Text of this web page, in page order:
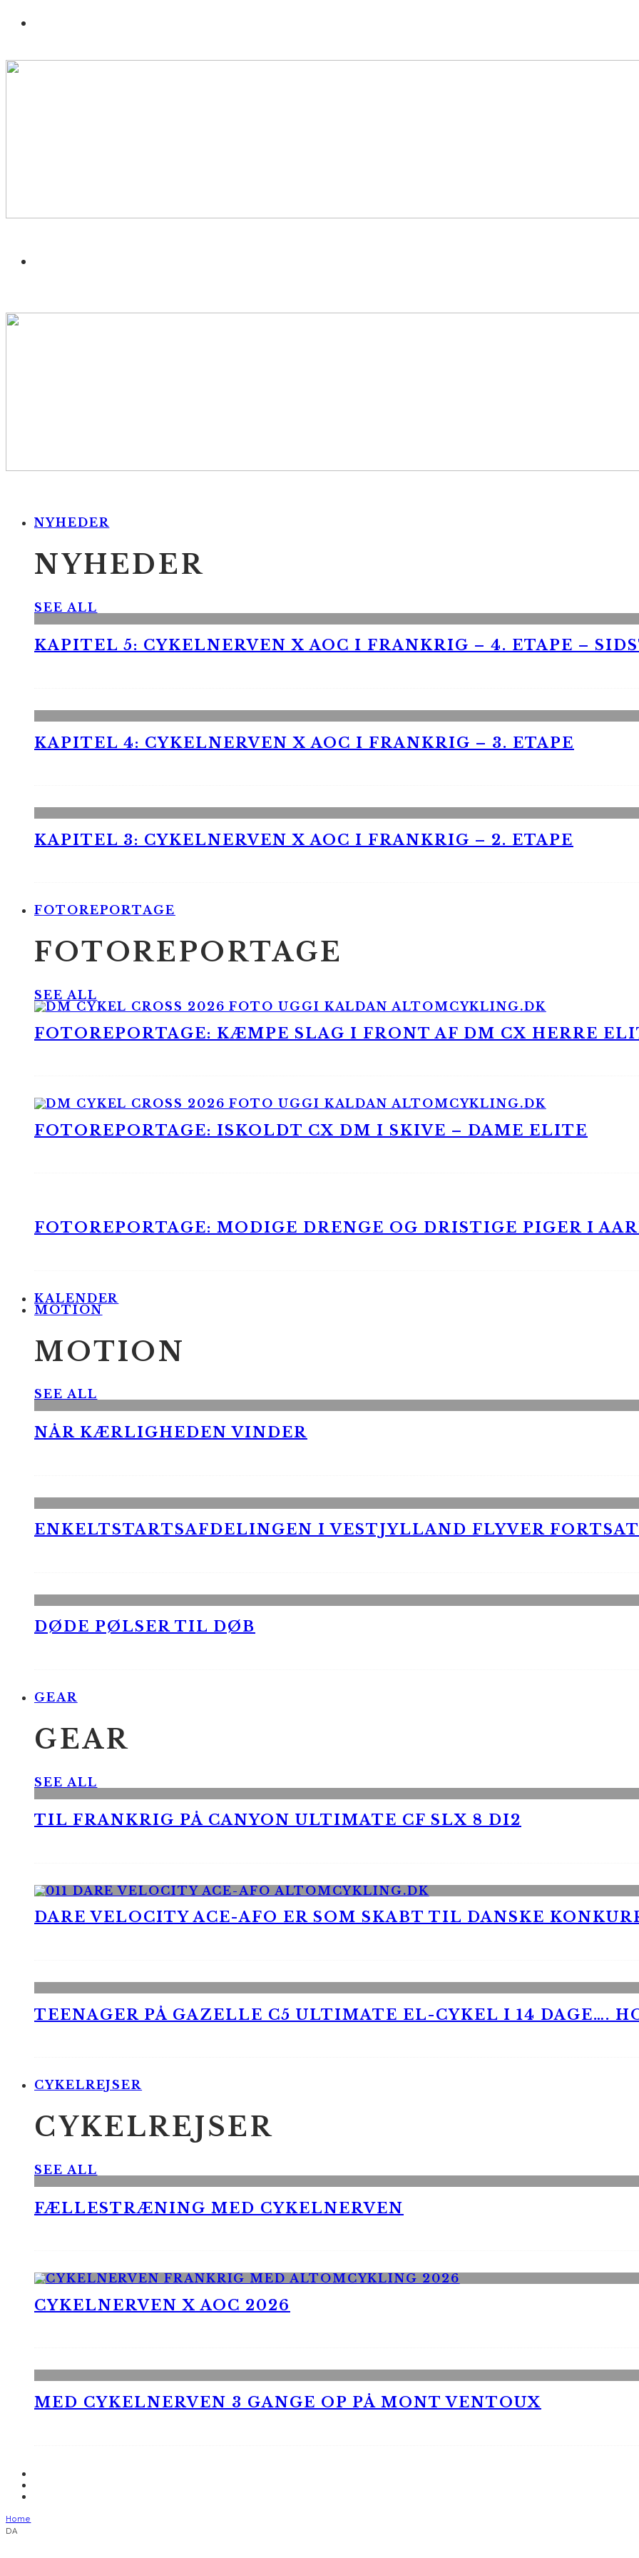
NYHEDER
NYHEDER
SEE ALL
KAPITEL 5: CYKELNERVEN X AOC I FRANKRIG – 4. ETAPE –
KAPITEL 4: CYKELNERVEN X AOC I FRANKRIG – 3. ETAPE
KAPITEL 3: CYKELNERVEN X AOC I FRANKRIG – 2. ETAPE
FOTOREPORTAGE
FOTOREPORTAGE
SEE ALL
FOTOREPORTAGE: KÆMPE SLAG I FRONT AF DM CX HERRE
FOTOREPORTAGE: ISKOLDT CX DM I SKIVE – DAME ELITE
FOTOREPORTAGE: MODIGE DRENGE OG DRISTIGE PIGER I
KALENDER
MOTION
MOTION
SEE ALL
NÅR KÆRLIGHEDEN VINDER
ENKELTSTARTSAFDELINGEN I VESTJYLLAND FLYVER
DØDE PØLSER TIL DØB
GEAR
GEAR
SEE ALL
TIL FRANKRIG PÅ CANYON ULTIMATE CF SLX 8 DI2
DARE VELOCITY ACE-AFO ER SOM SKABT TIL DANSKE
TEENAGER PÅ GAZELLE C5 ULTIMATE EL-CYKEL I 14 DAGE….
CYKELREJSER
CYKELREJSER
SEE ALL
FÆLLESTRÆNING MED CYKELNERVEN
CYKELNERVEN X AOC 2026
MED CYKELNERVEN 3 GANGE OP PÅ MONT VENTOUX
Home
DA